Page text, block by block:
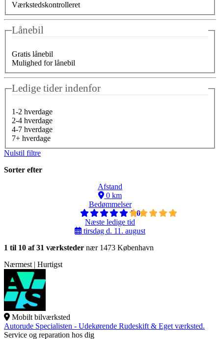
Værkstedskontrolleret
Lånebil
Gratis lånebil
Mulighed for lånebil
Ledige tider indenfor
1-2 hverdage
2-4 hverdage
4-7 hverdage
7+ hverdage
Nulstil filtre
Sorter efter
Afstand
0 km
Bedømmelser
5,0
Næste ledige tid
tirsdag d. 11. august
1 til 10 af 31 værksteder nær 1473 København
Nærmest | Hurtigst
Mobilt bilværksted
Autorude Specialisten - Udekørende Rudeskift & Eget værksted.
Service og reparation hos dig